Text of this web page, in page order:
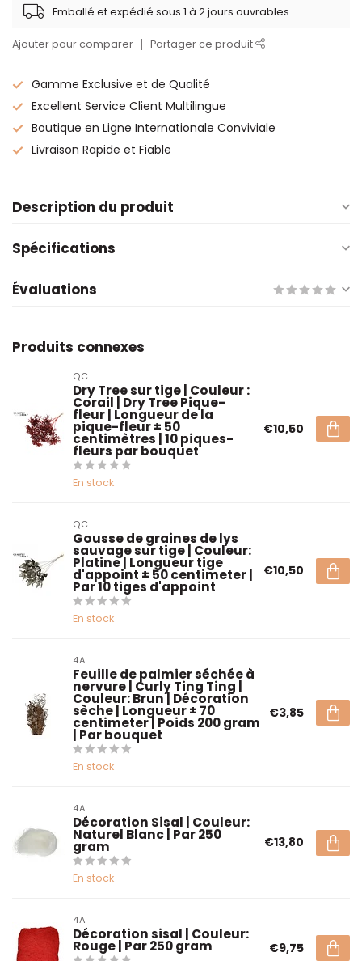
Emballé et expédié sous 1 à 2 jours ouvrables.
Ajouter pour comparer Partager ce produit
Gamme Exclusive et de Qualité
Excellent Service Client Multilingue
Boutique en Ligne Internationale Conviviale
Livraison Rapide et Fiable
Description du produit
Spécifications
Évaluations
Produits connexes
QC
Dry Tree sur tige | Couleur :
Corail | Dry Tree Pique-
fleur | Longueur de la
pique-fleur ± 50
centimètres | 10 piques-
fleurs par bouquet
En stock
€10,50
QC
Gousse de graines de lys
sauvage sur tige | Couleur:
Platine | Longueur tige
d'appoint ± 50 centimeter |
Par 10 tiges d'appoint
En stock
€10,50
4A
Feuille de palmier séchée à
nervure | Curly Ting Ting |
Couleur: Brun | Décoration
sèche | Longueur ± 70
centimeter | Poids 200 gram
| Par bouquet
En stock
€3,85
4A
Décoration Sisal | Couleur:
Naturel Blanc | Par 250
gram
En stock
€13,80
4A
Décoration sisal | Couleur:
Rouge | Par 250 gram €9,75